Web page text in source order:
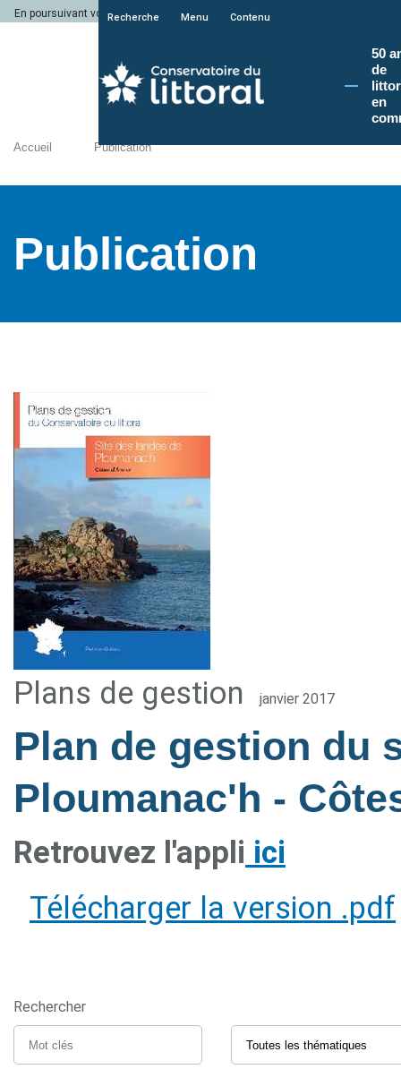
En poursuivant votre navigation sur le site du Conservatoire du littoral, vous
Recherche Menu Contenu
50
de
en
Accueil Publication
Publication
Plans de gestion janvier 2017
Plan de gestion du
Ploumanac'h -
Retrouvez l'appli ici
Télécharger la version .pdf
Rechercher